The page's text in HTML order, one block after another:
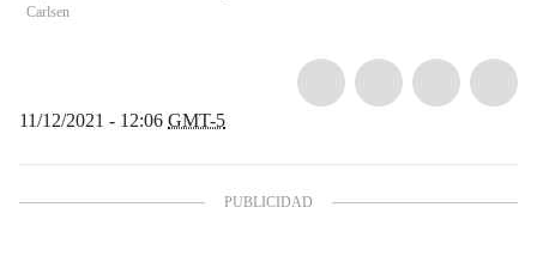
Carlsen
11/12/2021 - 12:06 GMT-5